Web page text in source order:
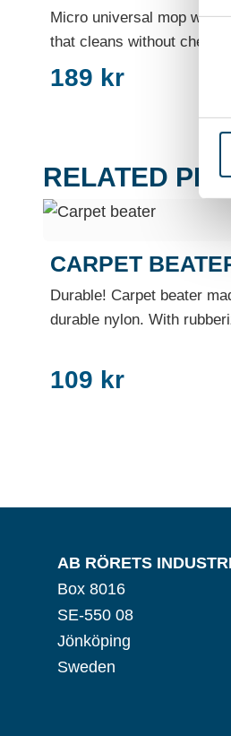
Micro universal mop with
that cleans without
189 kr
RELATED
CARPET
Durable! Carpet beater
durable nylon. With
109 kr
AB RÖRETS
Box 8016
SE-550 08
Jönköping
Sweden